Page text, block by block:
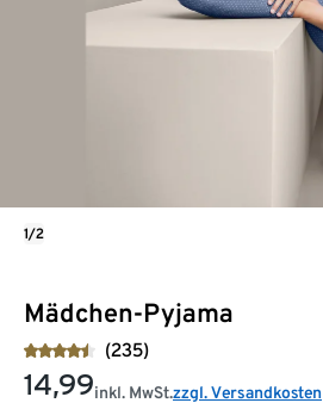
Mädchen-Pyjama
(235)
14,99inkl. MwSt.zzgl. Versandkosten
1/2